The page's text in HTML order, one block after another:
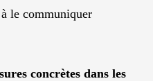
le communiquer
concrètes dans les